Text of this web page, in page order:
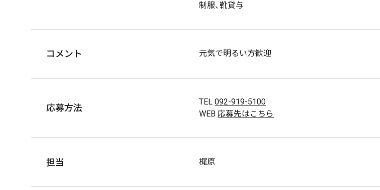
制服、靴貸与
コメント 元気で明るい方歓迎
応募方法
TEL 092-919-5100
WEB 応募先はこちら
担当 梶原